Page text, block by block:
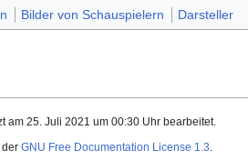
Bilder von Schauspielern Darsteller
am 25. Juli 2021 um 00:30 Uhr bearbeitet.
der GNU Free Documentation License 1.3.